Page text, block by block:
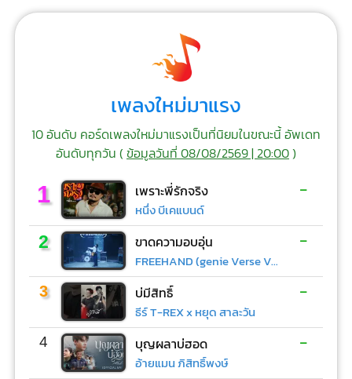
เพลงใหม่มาแรง
10 อันดับ คอร์ดเพลงใหม่มาแรงเป็นที่นิยมในขณะนี้ อัพเดท
อันดับทุกวัน (ข้อมูลวันที่ 08/08/2569 | 20:00)
1 เพราะพี่รักจริง
หนึ่ง บีเคแบนด์
-
2 ขาดความอบอุ่น
FREEHAND (genie Verse Vol.1)
-
3 บ่มีสิทธิ์
ธีร์ T-REX x หยุด สาละวัน
-
4 บุญผลาบ่ฮอด
อ้ายแมน ภิสิทธิ์พงษ์
-